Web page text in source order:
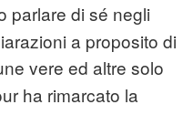
parlare di sé negli
a proposito di
vere ed altre solo
ha rimarcato la